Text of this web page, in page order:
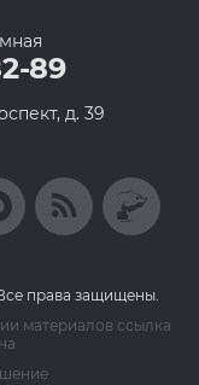
89
д. 39
права защищены.
материалов ссылка